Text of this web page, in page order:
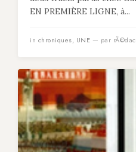
EN PREMIÈRE LIGNE, à...
in chroniques, UNE — par